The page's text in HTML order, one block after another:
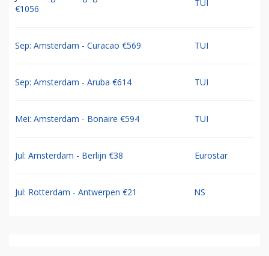
€1056
TUI
Sep: Amsterdam - Curacao €569 TUI
Sep: Amsterdam - Aruba €614 TUI
Mei: Amsterdam - Bonaire €594 TUI
Jul: Amsterdam - Berlijn €38 Eurostar
Jul: Rotterdam - Antwerpen €21 NS